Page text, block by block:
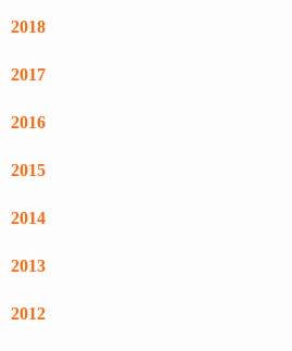
2018
2017
2016
2015
2014
2013
2012